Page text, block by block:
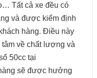
Tất cả xe đều có
và được kiểm định
hàng. Điều này
về chất lượng và
50cc tại
sẽ được hưởng